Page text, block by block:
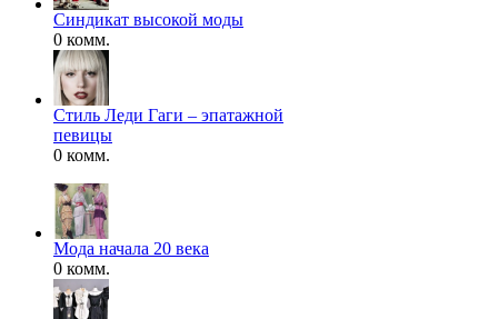
Синдикат высокой моды
0 комм.
Стиль Леди Гаги – эпатажной
певицы
0 комм.
Мода начала 20 века
0 комм.